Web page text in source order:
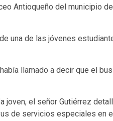
Antioqueño del municipio de
una de las jóvenes
llamado a decir que el
el señor Gutiérrez
de servicios especiales en